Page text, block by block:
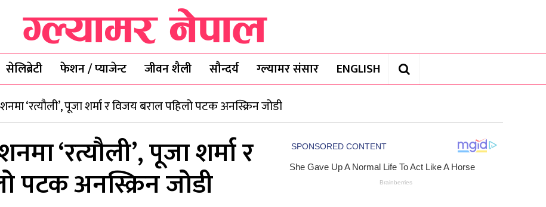
सेलिब्रेटी फेशन / प्याजेन्ट जीवन शैली सौन्दर्य ग्ल्यामर संसार
ENGLISH
‘रत्यौली’, पूजा शर्मा र विजय बराल पहिलो पटक अनस्क्रिन जोडी
‘रत्यौली’, पूजा शर्मा र
पटक अनस्क्रिन जोडी